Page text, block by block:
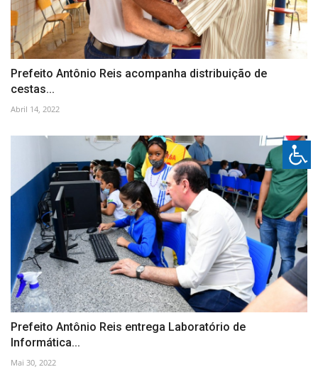
Prefeito Antônio Reis acompanha distribuição de
cestas...
Abril 14, 2022
Prefeito Antônio Reis entrega Laboratório de
Informática...
Mai 30, 2022